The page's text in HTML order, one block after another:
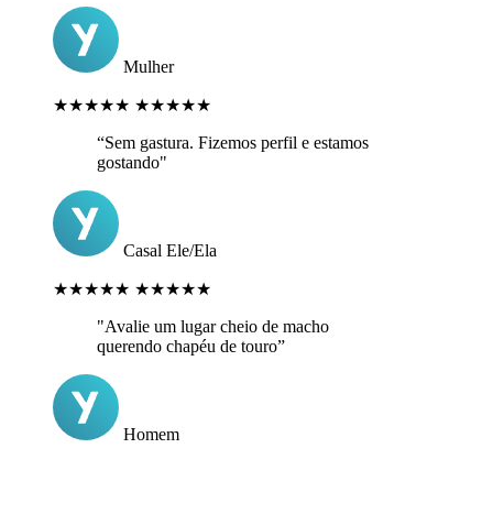
Mulher
★★★★★ ★★★★★
“Sem gastura. Fizemos perfil e estamos
gostando"
Casal Ele/Ela
★★★★★ ★★★★★
"Avalie um lugar cheio de macho
querendo chapéu de touro”
Homem